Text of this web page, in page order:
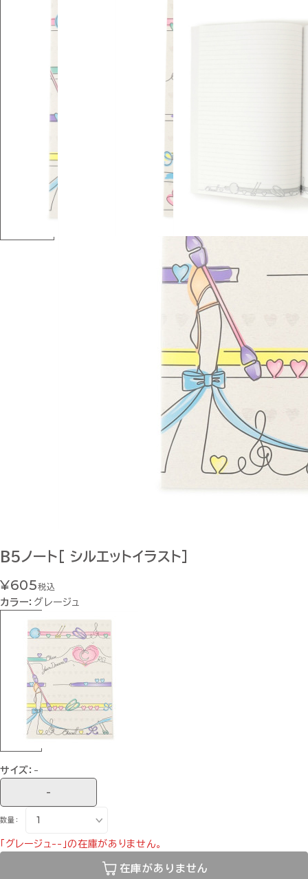
B5ノート[ シルエットイラスト]
¥605税込
カラー： グレージュ
サイズ： -
-
数量：
「グレージュ--」の在庫がありません。
在庫がありません